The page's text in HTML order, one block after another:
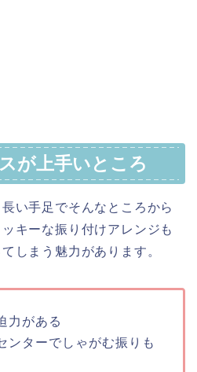
が上手いところ
い手足でそんなところから
キーな振り付けアレンジも
しまう魅力があります。
力がある
ンターでしゃがむ振りも